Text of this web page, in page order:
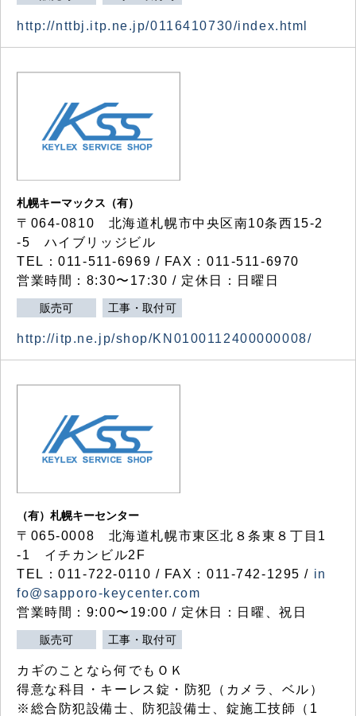
http://nttbj.itp.ne.jp/0116410730/index.html
札幌キーマックス（有）
〒064-0810 北海道札幌市中央区南10条西15-2
-5 ハイブリッジビル
TEL：011-511-6969 / FAX：011-511-6970
営業時間：8:30〜17:30 / 定休日：日曜日
販売可 工事・取付可
http://itp.ne.jp/shop/KN0100112400000008/
（有）札幌キーセンター
〒065-0008 北海道札幌市東区北８条東８丁目1
-1 イチカンビル2F
TEL：011-722-0110 / FAX：011-742-1295 / in
fo@sapporo-keycenter.com
営業時間：9:00〜19:00 / 定休日：日曜、祝日
販売可 工事・取付可
カギのことなら何でもＯＫ
得意な科目・キーレス錠・防犯（カメラ、ベル）
※総合防犯設備士、防犯設備士、錠施工技師（1